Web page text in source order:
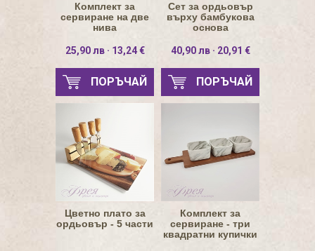
Комплект за
сервиране на две
нива
25,90 лв · 13,24 €
ПОРЪЧАЙ
Сет за ордьовър
върху бамбукова
основа
40,90 лв · 20,91 €
ПОРЪЧАЙ
Цветно плато за
ордьовър - 5 части
Комплект за
сервиране - три
квадратни купички